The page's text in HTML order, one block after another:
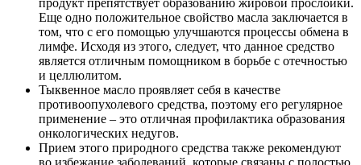
Еще одно положительное свойство масла заключается в
том, что с его помощью улучшаются процессы обмена в
лимфе. Исходя из этого, следует, что данное средство
является отличным помощником в борьбе с отечностью
и целлюлитом.
Тыквенное масло проявляет себя в качестве
противоопухолевого средства, поэтому его регулярное
применение – это отличная профилактика образования
онкологических недугов.
Прием этого природного средства также рекомендуют
во избежание заболеваний, которые связаны с полостью